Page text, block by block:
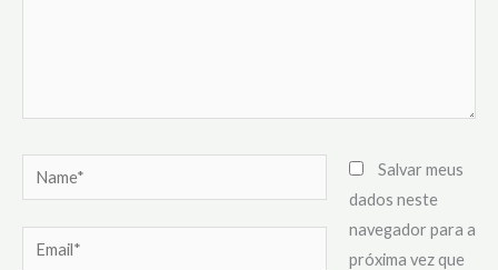
Name*
Email*
Salvar meus
dados neste
navegador para a
próxima vez que